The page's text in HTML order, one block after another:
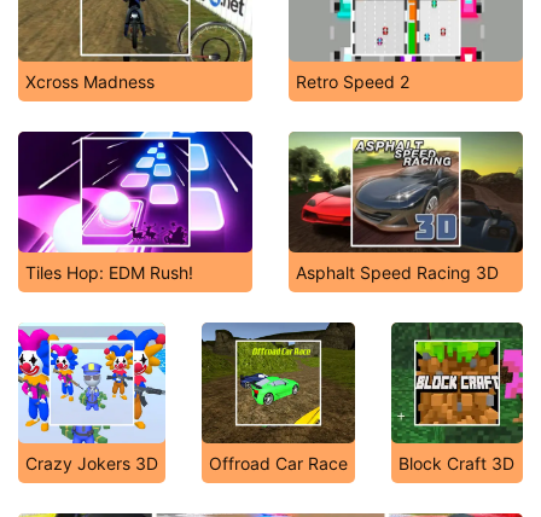
Xcross Madness Retro Speed 2
Tiles Hop: EDM Rush! Asphalt Speed Racing 3D
Crazy Jokers 3D Offroad Car Race Block Craft 3D